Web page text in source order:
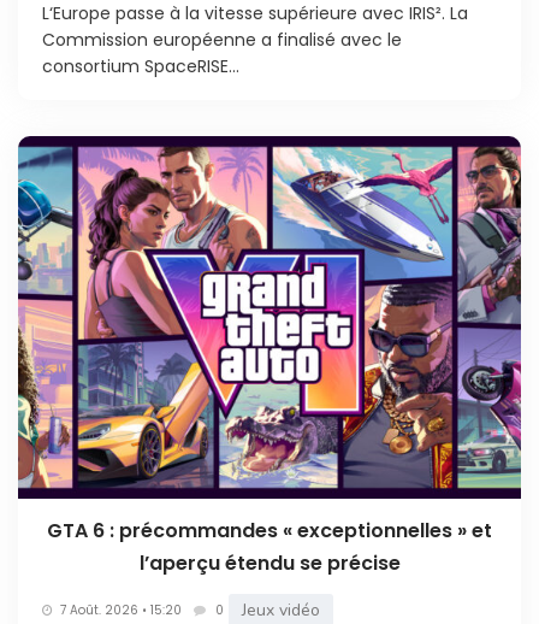
L‘Europe passe à la vitesse supérieure avec IRIS². La
Commission européenne a finalisé avec le
consortium SpaceRISE...
GTA 6 : précommandes « exceptionnelles » et
l’aperçu étendu se précise
7 Août. 2026 • 15:20 0 Jeux vidéo